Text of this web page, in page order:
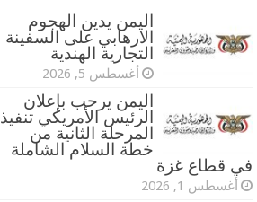
اليمن يدين الهجوم
الارهابي على السفينة
التجارية الهندية
أغسطس 5, 2026
اليمن يرحب بإعلان
الرئيس الأمريكي تنفيذ
المرحلة الثانية من
خطة السلام الشاملة
في قطاع غزة
أغسطس 1, 2026